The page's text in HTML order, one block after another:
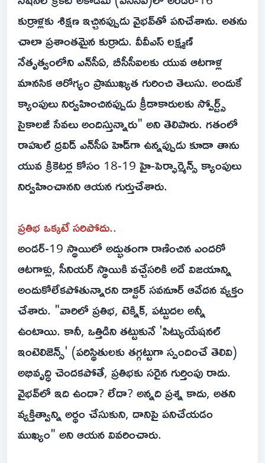
కుర్రాళ్లకు శిక్షణ ఇచ్చినప్పుడు వైభవ్‌తో పనిచేశాను. అతను
చాలా ప్రశాంతమైన కుర్రాడు. వీవీఎస్ లక్ష్మణ్
నేతృత్వంలోని ఎన్‌సీఏ, బీసీసీఐలకు యువ ఆటగాళ్ల
మానసిక ఆరోగ్యం ప్రాముఖ్యత గురించి తెలుసు. అందుకే
క్యాంపులు నిర్వహించినప్పుడు క్రీడాకారులకు స్పోర్ట్స్
సైకాలజీ సేవలు అందిస్తున్నారు" అని తెలిపారు. గతంలో
రాహుల్ ద్రవిడ్ ఎన్‌సీఏ హెడ్‌గా ఉన్నప్పుడు కూడా తాను
యువ క్రికెటర్ల కోసం 18-19 హై-పెర్ఫార్మెన్స్ క్యాంపులు
నిర్వహించానని ఆయన గుర్తుచేశారు.
ప్రతిభ ఒక్కటే సరిపోదు..
అండర్-19 స్థాయిలో అద్భుతంగా రాణించిన ఎందరో
ఆటగాళ్లు, సీనియర్ స్థాయికి వచ్చేసరికి అదే విజయాన్ని
అందుకోలేకపోతున్నారని డాక్టర్ సవనూర్ ఆవేదన వ్యక్తం
చేశారు. "వారిలో ప్రతిభ, టెక్నిక్, పట్టుదల అన్నీ
ఉంటాయి. కానీ, ఒత్తిడిని తట్టుకునే 'సిట్యుయేషనల్
ఇంటెలిజెన్స్' (పరిస్థితులకు తగ్గట్టుగా స్పందించే తెలివి)
అభివృద్ధి చెందకపోతే, ప్రతిభకు సరైన గుర్తింపు రాదు.
వైభవ్‌లో ఇది ఉందా? లేదా? అన్నది ప్రశ్న కాదు, అతని
వ్యక్తిత్వాన్ని అర్థం చేసుకుని, దానిపై పనిచేయడం
ముఖ్యం" అని ఆయన వివరించారు.